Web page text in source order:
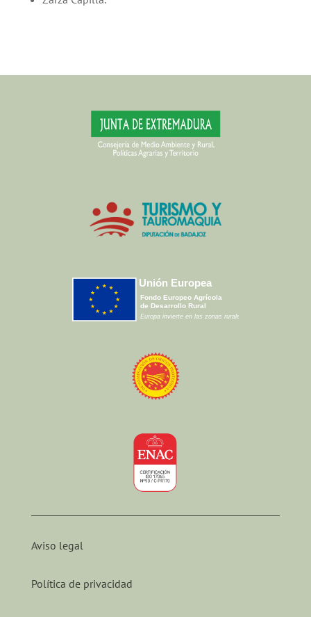
Aviso legal
Política de privacidad